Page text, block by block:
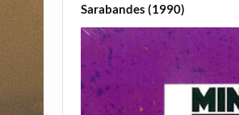
Sarabandes (1990)